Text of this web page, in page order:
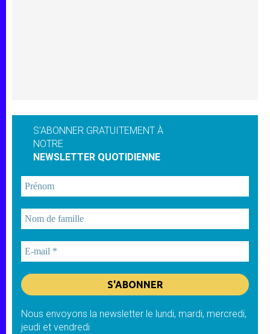
S'ABONNER GRATUITEMENT À
NOTRE
NEWSLETTER QUOTIDIENNE
Nous envoyons la newsletter le lundi, mardi, mercredi,
jeudi et vendredi